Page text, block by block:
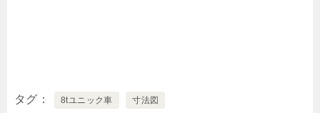
タグ 8tユニック車 寸法図